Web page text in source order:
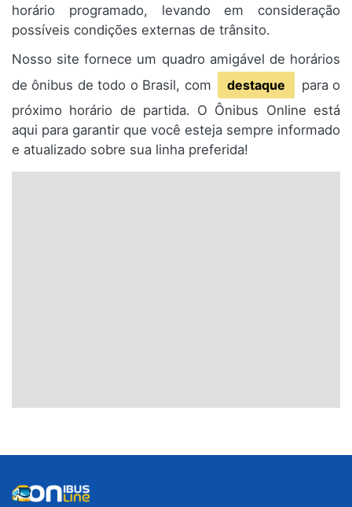
horário programado, levando em consideração
possíveis condições externas de trânsito.
Nosso site fornece um quadro amigável de horários
de ônibus de todo o Brasil, com
destaque
para o
próximo horário de partida. O Ônibus Online está
aqui para garantir que você esteja sempre informado
e atualizado sobre sua linha preferida!